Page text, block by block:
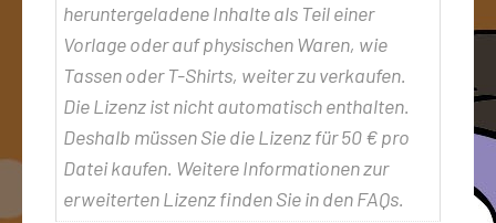
heruntergeladene Inhalte als Teil einer
Vorlage oder auf physischen Waren, wie
Tassen oder T-Shirts, weiter zu verkaufen.
Die Lizenz ist nicht automatisch enthalten.
Deshalb müssen Sie die Lizenz für 50 € pro
Datei kaufen. Weitere Informationen zur
erweiterten Lizenz finden Sie in den FAQs.